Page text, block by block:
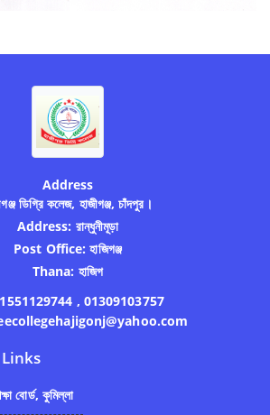
Address
ডিগ্রি কলেজ, হাজীগঞ্জ, চাঁদপুর।
Address: রান্ধুনীমূড়া
Post Office: হাজিগঞ্জ
Thana: হাজিগ
, 01309103757
বোর্ড, কুমিল্লা